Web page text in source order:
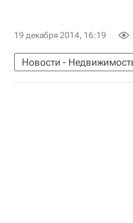
19 декабря 2014, 16:19
Новости -
Земельные участки